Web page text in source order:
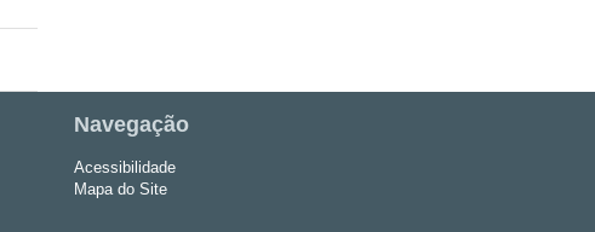
Navegação
Acessibilidade
Mapa do Site